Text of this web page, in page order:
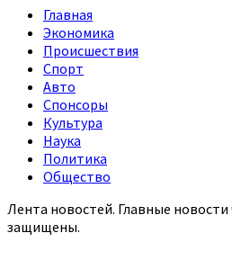
Главная
Экономика
Происшествия
Спорт
Авто
Спонсоры
Культура
Наука
Политика
Общество
Лента новостей. Главные новости
защищены.